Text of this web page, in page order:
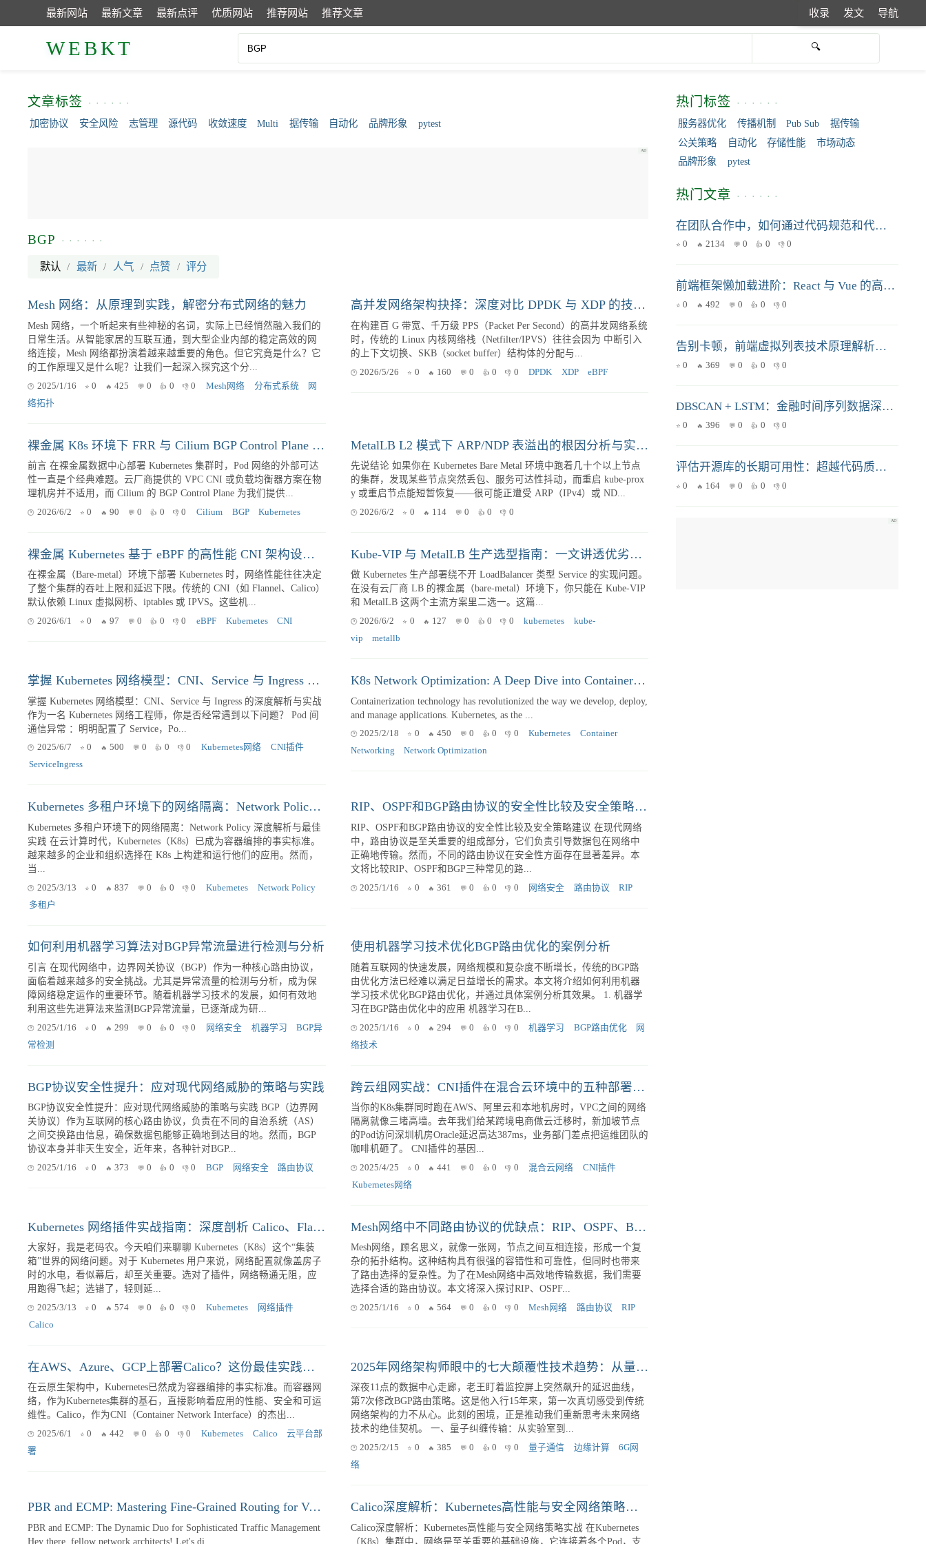
最新网站 最新文章 最新点评 优质网站 推荐网站 推荐文章 收录 发文 导航
WEBKT
文章标签
加密协议 安全风险 志管理 源代码 收敛速度 Multi 据传输 自动化 品牌形象 pytest
BGP
默认 / 最新 / 人气 / 点赞 评分
Mesh 网络，一个听起来有些神秘的名词，实际上已经悄然融入我们的
日常生活。从智能家居的互联互通，到大型企业内部的稳定高效的网
络连接，Mesh 网络都扮演着越来越重要的角色。但它究竟是什么？它
的工作原理又是什么呢？让我们一起深入探究这个分...
2025/1/16 425 0 0 Mesh网络 分布式系统
在构建百 G 带宽、千万级 PPS（Packet Per Second）的高并发网络系统
时，传统的 Linux 内核网络栈（Netfilter/IPVS）往往会因为 中断引入
的上下文切换、SKB（socket buffer）结构体的分配与...
2026/5/26 0 160 0 0 0 DPDK XDP eBPF
裸金属 K8s 环境下 FRR 与 Cilium BGP Control Plane 对接实战
前言 在裸金属数据中心部署 Kubernetes 集群时，Pod 网络的外部可达
性一直是个经典难题。云厂商提供的 VPC CNI 或负载均衡器方案在物
理机房并不适用，而 Cilium 的 BGP Control Plane 为我们提供...
MetalLB L2 模式下 ARP/NDP 表溢出的根因分析与实战解决
先说结论 如果你在 Kubernetes Bare Metal 环境中跑着几十个以上节点
的集群，发现某些节点突然丢包、服务可达性抖动，而重启 kube-prox
y 或重启节点能短暂恢复——很可能正遭受 ARP（IPv4）或 ND...
2026/6/2
裸金属 Kubernetes 基于 eBPF 的高性能 CNI 架构设计与调优实践
在裸金属（Bare-metal）环境下部署 Kubernetes 时，网络性能往往决定
了整个集群的吞吐上限和延迟下限。传统的 CNI（如 Flannel、Calico）
默认依赖 Linux 虚拟网桥、iptables 或 IPVS。这些机...
2026/6/1 0 97 0 0 0 eBPF Kubernetes CNI
Kube-VIP 与 MetalLB 生产选型指南：一文讲透优劣对比与决策逻辑
做 Kubernetes 生产部署绕不开 LoadBalancer 类型 Service 的实现问题。
在没有云厂商 LB 的裸金属（bare-metal）环境下，你只能在 Kube-VIP
2026/6/2 0 127
掌握 Kubernetes 网络模型：CNI、Service 与 Ingress 的深度解析与实战
掌握 Kubernetes 网络模型：CNI、Service 与 Ingress 的深度解析与实战
作为一名 Kubernetes 网络工程师，你是否经常遇到以下问题？ Pod 间
通信异常 ：明明配置了 Service，Po...
2025/6/7
ServiceIngress
K8s Network Optimization: A Deep Dive into Container Networking Performance Enhancement Strategies
Containerization technology has revolutionized the way we develop, deploy,
and manage applications. Kubernetes, as the ...
2025/2/18 0 450 0 0 0 Kubernetes
Container
Networking
Network Optimization
Kubernetes 多租户环境下的网络隔离：Network Policy 深度解析与最佳
实践 在云计算时代，Kubernetes（K8s）已成为容器编排的事实标准。
越来越多的企业和组织选择在 K8s 上构建和运行他们的应用。然而，
当...
2025/3/13 0 837 0 0 0 Kubernetes
Network Policy
多租户
RIP、OSPF和BGP路由协议的安全性比较及安全策略建议 在现代网络
中，路由协议是至关重要的组成部分，它们负责引导数据包在网络中
正确地传输。然而，不同的路由协议在安全性方面存在显著差异。本
文将比较RIP、OSPF和BGP三种常见的路...
2025/1/16 0 361 0 0 0 网络安全
引言 在现代网络中，边界网关协议（BGP）作为一种核心路由协议，
面临着越来越多的安全挑战。尤其是异常流量的检测与分析，成为保
障网络稳定运作的重要环节。随着机器学习技术的发展，如何有效地
利用这些先进算法来监测BGP异常流量，已逐渐成为研...
2025/1/16 0 299 0 0 0 网络安全
常检测
随着互联网的快速发展，网络规模和复杂度不断增长，传统的BGP路
由优化方法已经难以满足日益增长的需求。本文将介绍如何利用机器
学习技术优化BGP路由优化，并通过具体案例分析其效果。 1. 机器学
习在BGP路由优化中的应用 机器学习在B...
2025/1/16 0 294 0
络技术
BGP协议安全性提升：应对现代网络威胁的策略与实践 BGP（边界网
关协议）作为互联网的核心路由协议，负责在不同的自治系统（AS）
之间交换路由信息，确保数据包能够正确地到达目的地。然而，BGP
协议本身并非天生安全，近年来，各种针对BGP...
2025/1/16 0 373 0
当你的K8s集群同时跑在AWS、阿里云和本地机房时，VPC之间的网络
隔离就像三堵高墙。去年我们给某跨境电商做云迁移时，新加坡节点
的Pod访问深圳机房Oracle延迟高达387ms，业务部门差点把运维团队的
咖啡机砸了。 CNI插件的基因...
2025/4/25 0 441 0 0 0 混合云网络
Kubernetes网络
大家好，我是老码农。今天咱们来聊聊 Kubernetes（K8s）这个“集装
箱”世界的网络问题。对于 Kubernetes 用户来说，网络配置就像盖房子
时的水电，看似幕后，却至关重要。选对了插件，网络畅通无阻，应
用跑得飞起；选错了，轻则延...
2025/3/13 574 Kubernetes
网络插件
Calico
Mesh网络，顾名思义，就像一张网，节点之间互相连接，形成一个复
杂的拓扑结构。这种结构具有很强的容错性和可靠性，但同时也带来
了路由选择的复杂性。为了在Mesh网络中高效地传输数据，我们需要
选择合适的路由协议。本文将深入探讨RIP、OSPF...
2025/1/16 0 564 0 0 0 Mesh网络
在云原生架构中，Kubernetes已然成为容器编排的事实标准。而容器网
络，作为Kubernetes集群的基石，直接影响着应用的性能、安全和可运
维性。Calico，作为CNI（Container Network Interface）的杰出...
深夜11点的数据中心走廊，老王盯着监控屏上突然飙升的延迟曲线，
第7次修改BGP路由策略。这是他入行15年来，第一次真切感受到传统
网络架构的力不从心。此刻的困境，正是推动我们重新思考未来网络
热门标签
服务器优化 传播机制 Pub Sub
据传输
公关策略
自动化 存储性能
市场动态
品牌形象
pytest
热门文章
在团队合作中，如何通过代码规范和代码评审来保证代码可读性？分享一些最佳实践和工具。
0 2134 0 0 0
前端框架懒加载进阶：React 与 Vue 的高效实践
0 492 0 0 0
告别卡顿，前端虚拟列表技术原理解析与实战指南
0 369 0 0 0
DBSCAN + LSTM：金融时间序列数据深度挖掘与应用
0 396 0 0 0
评估开源库的长期可用性：超越代码质量的考量
0 164 0 0 0